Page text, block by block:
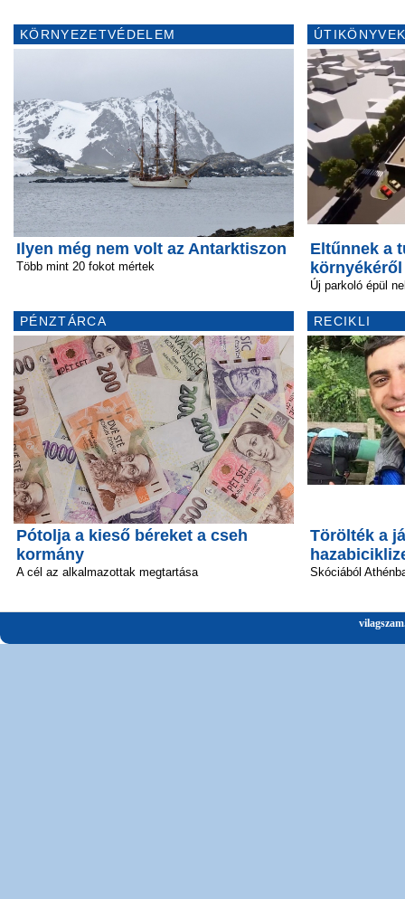
KÖRNYEZETVÉDELEM
Ilyen még nem volt az Antarktiszon
Több mint 20 fokot mértek
PÉNZTÁRCA
Pótolja a kieső béreket a cseh
kormány
A cél az alkalmazottak megtartása
Eltűnnek a
környékéről
Új parkoló épül
RECIKLI
Törölték a
Skóciából